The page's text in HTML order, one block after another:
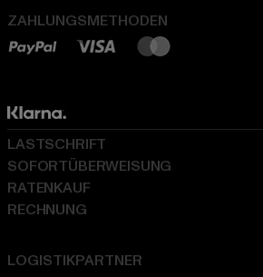
ZAHLUNGSMETHODEN
LOGISTIKPARTNER
LASTSCHRIFT
SOFORTÜBERWEISUNG
RATENKAUF
RECHNUNG